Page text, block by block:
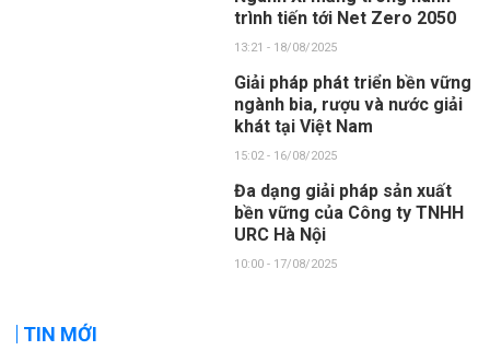
trình tiến tới Net Zero 2050
13:21 - 18/08/2025
Giải pháp phát triển bền vững
ngành bia, rượu và nước giải
khát tại Việt Nam
15:02 - 16/08/2025
Đa dạng giải pháp sản xuất
bền vững của Công ty TNHH
URC Hà Nội
10:00 - 17/08/2025
TIN MỚI